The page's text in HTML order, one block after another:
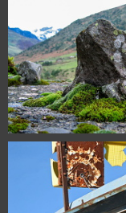
Spain
0232 Valle de